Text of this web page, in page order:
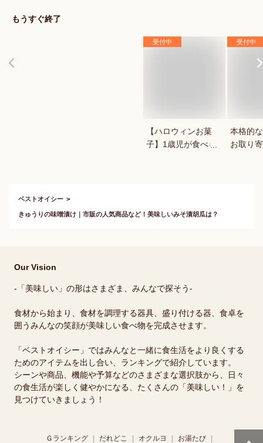
もうすぐ終了
受付中
【ハロウィンお菓
子】1歳児が食べら
受付中
本格的
お取り
ベストオイシー
きゅうりの味噌漬け｜市販の人気商品など！美味しいみそ漬胡瓜は？
Our Vision
-「美味しい」の形はさまざま、みんなで探そう-
食材から始まり、食材を調理する器具、盛り付ける器、食卓を
囲うみんなの笑顔が美味しい食べ物を完成させます。
「ベストオイシー」ではみんなと一緒に食生活をより良くする
ためのアイテムを出し合い、ランキングで紹介しています。
シーンや商品、機能や予算などのさまざまな選択肢から、日々
の食生活が楽しく健やかになる、たくさんの「美味しい！」を
見つけていきましょう！
Ｇランキング だれどこ オクルヨ お湯たび